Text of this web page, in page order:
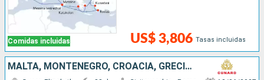
Comidas incluidas US$ 3,806 Tasas incluidas
MALTA, MONTENEGRO, CROACIA, GRECIA, ITALIA, ESPAÑA, FRANCIA